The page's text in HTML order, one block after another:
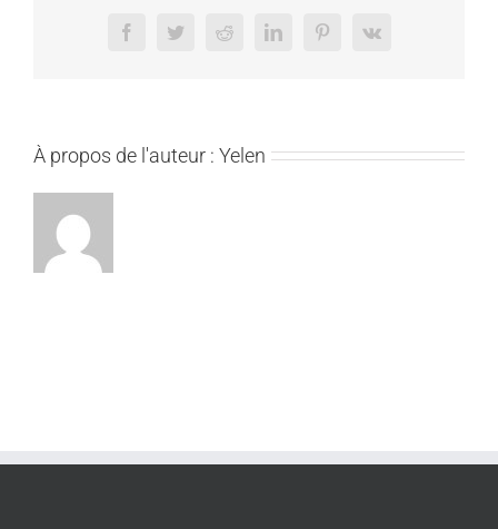
FacebookTwitterRedditLinkedInPinterest
Vk
À propos de l'auteur : Yelen